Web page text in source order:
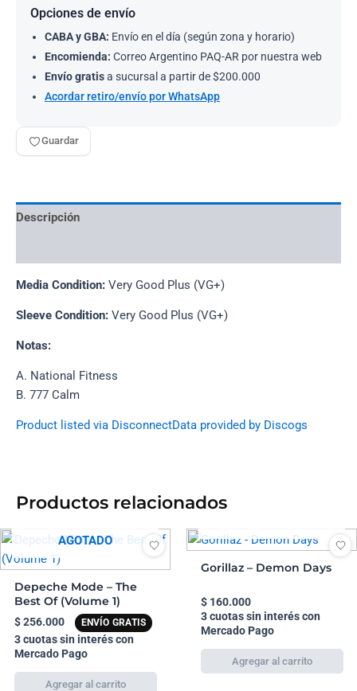
Opciones de envío
CABA y GBA: Envío en el día (según zona y horario)
Encomienda: Correo Argentino PAQ-AR por nuestra web
Envío gratisa sucursal a partir de $200.000
Acordar retiro/envío por WhatsApp
Guardar
Descripción
Media Condition: Very Good Plus (VG+)
Sleeve Condition: Very Good Plus (VG+)
Notas:
A. National Fitness
B. 777 Calm
Product listed via DisconnectData provided by Discogs
Productos relacionados
AGOTADO
Depeche Mode – The
Best Of (Volume 1)
$256.000 ENVÍO GRATIS
3 cuotas sin interés con
Mercado Pago
Gorillaz – Demon Days
$160.000
3 cuotas sin interés con
Mercado Pago